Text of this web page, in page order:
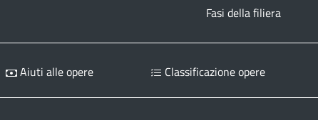
Fasi della filiera
Aiuti alle opere Classificazione opere